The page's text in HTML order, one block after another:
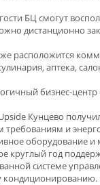
БЦ смогут
дистанционно
расположится
аптека,
бизнес-
Кунцево
требованиям и
оборудование
круглый год
системе
кондиционированию.